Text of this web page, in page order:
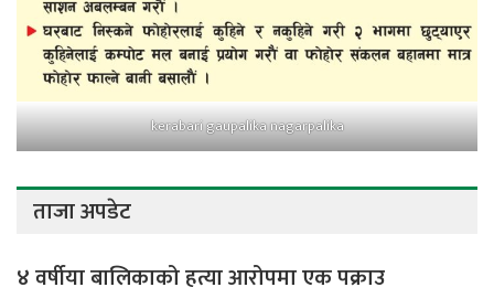
kerabari gaupalika nagarpalika
ताजा अपडेट
४ वर्षीया बालिकाको हत्या आरोपमा एक पक्राउ